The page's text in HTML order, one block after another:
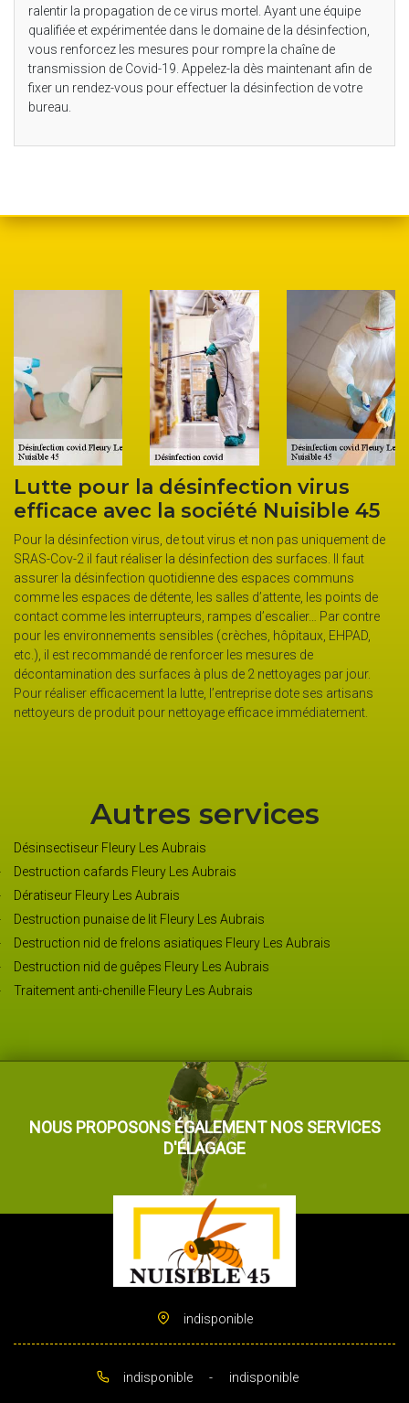
ralentir la propagation de ce virus mortel. Ayant une équipe
qualifiée et expérimentée dans le domaine de la désinfection,
vous renforcez les mesures pour rompre la chaîne de
transmission de Covid-19. Appelez-la dès maintenant afin de
fixer un rendez-vous pour effectuer la désinfection de votre
bureau.
virus
société Nuisible 45
tout virus et non pas uniquement de
désinfection des surfaces. Il faut
des espaces communs
les salles d’attente, les points de
rampes d’escalier… Par contre
(crèches, hôpitaux, EHPAD,
les mesures de
à plus de 2 nettoyages par jour.
lutte, l’entreprise dote ses artisans
efficace immédiatement.
Notre société
pour effectuer
préventives à
La pandémie a atteint le niveau
devoir les morts tous les jours.
nécessaire de prendre toutes
d’appliquer les gestes
utilisation de gel
préventive. Notre société est à
sensibilisation à votre
d’hygiène classique qui entre
préventive : lavage des mains,
Autres services
Désinsectiseur Fleury Les Aubrais
Destruction cafards Fleury Les Aubrais
Dératiseur Fleury Les Aubrais
Destruction punaise de lit Fleury Les Aubrais
Destruction nid de frelons asiatiques Fleury Les Aubrais
Destruction nid de guêpes Fleury Les Aubrais
Traitement anti-chenille Fleury Les Aubrais
NOUS PROPOSONS ÉGALEMENT NOS SERVICES
D'ÉLAGAGE
indisponible
indisponible - indisponible